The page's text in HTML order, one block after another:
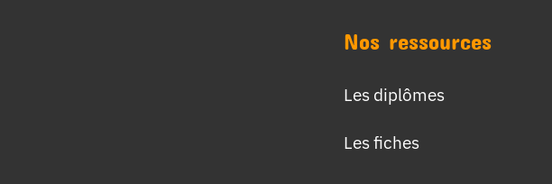
Nos ressources
Les diplômes
Les fiches